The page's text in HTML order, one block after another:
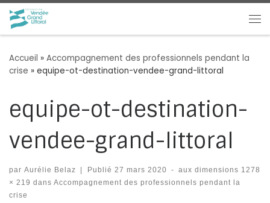
Passer au contenu
Accueil » Accompagnement des professionnels pendant la
crise » equipe-ot-destination-vendee-grand-littoral
equipe-ot-destination-
vendee-grand-littoral
par Aurélie Belaz | Publié 27 mars 2020 - aux dimensions 1278
× 219 dans Accompagnement des professionnels pendant la
crise